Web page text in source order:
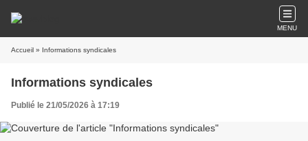
MENU
Accueil » Informations syndicales
Informations syndicales
Publié le 21/05/2026 à 17:19